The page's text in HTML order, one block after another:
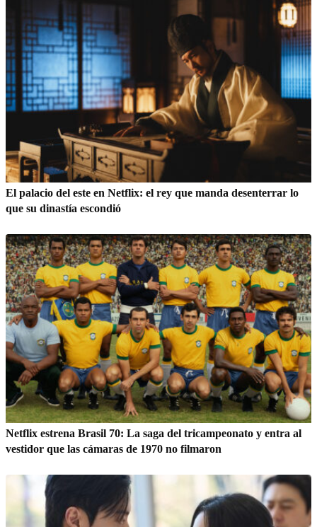
El palacio del este en Netflix: el rey que manda desenterrar lo
que su dinastía escondió
Netflix estrena Brasil 70: La saga del tricampeonato y entra al
vestidor que las cámaras de 1970 no filmaron